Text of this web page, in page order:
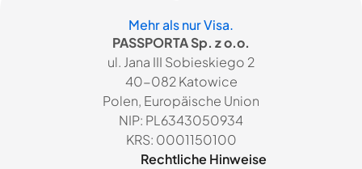
Mehr als nur Visa.
PASSPORTA Sp. z o.o.
ul. Jana III Sobieskiego 2
40-082 Katowice
Polen, Europäische Union
NIP: PL6343050934
KRS: 0001150100
Rechtliche Hinweise